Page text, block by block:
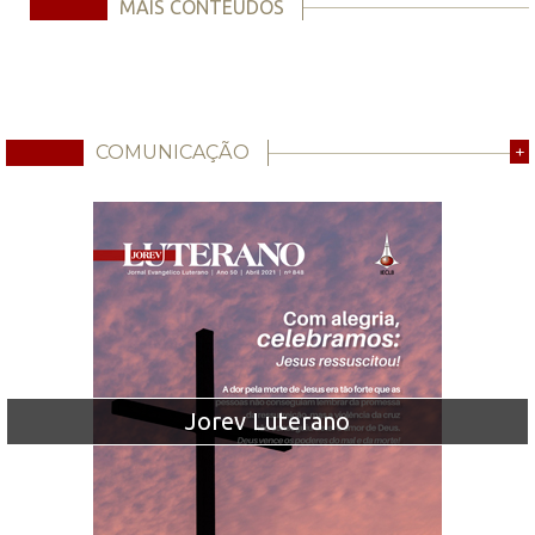
MAIS CONTEÚDOS
COMUNICAÇÃO +
Jorev Luterano